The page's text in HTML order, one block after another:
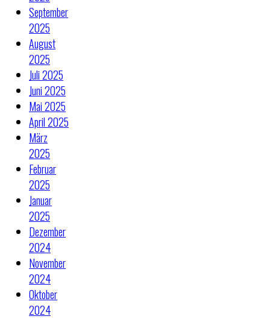
September
2025
August
2025
Juli 2025
Juni 2025
Mai 2025
April 2025
März
2025
Februar
2025
Januar
2025
Dezember
2024
November
2024
Oktober
2024